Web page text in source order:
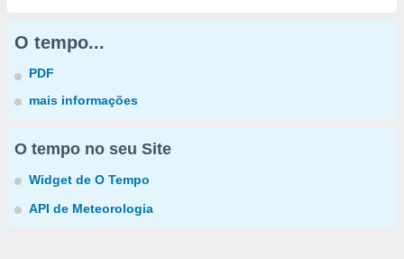
O tempo...
PDF
mais informações
O tempo no seu Site
Widget de O Tempo
API de Meteorologia